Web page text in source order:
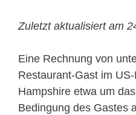
Zuletzt aktualisiert am
Eine Rechnung von
Restaurant-Gast im
Hampshire etwa um
Bedingung des Gastes